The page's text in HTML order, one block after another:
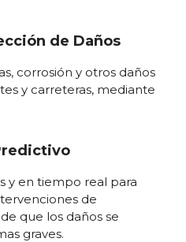
de Daños
corrosión y otros daños
y carreteras, mediante
y en tiempo real para
de
que los daños se
graves.